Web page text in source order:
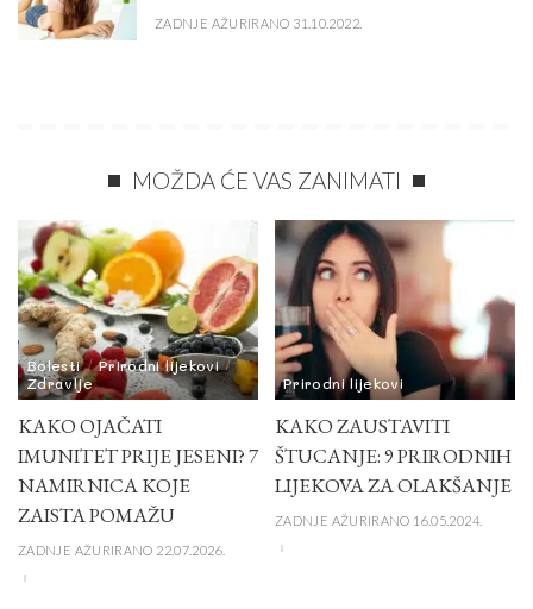
ZADNJE AŽURIRANO 31.10.2022.
MOŽDA ĆE VAS ZANIMATI
Bolesti
Prirodni lijekovi
Zdravlje
KAKO OJAČATI
IMUNITET PRIJE JESENI? 7
NAMIRNICA KOJE
ZAISTA POMAŽU
ZADNJE AŽURIRANO 22.07.2026.
Prirodni lijekovi
KAKO ZAUSTAVITI
ŠTUCANJE: 9 PRIRODNIH
LIJEKOVA ZA OLAKŠANJE
ZADNJE AŽURIRANO 16.05.2024.